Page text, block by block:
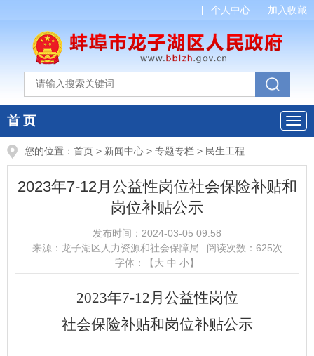
个人中心 加入收藏
首 页
您的位置： 首页 > 新闻中心 > 专题专栏 > 民生工程
2023年7-12月公益性岗位社会保险补贴和
岗位补贴公示
发布时间： 2024-03-05 09:58
来源： 龙子湖区人力资源和社会保障局 阅读次数： 625次
字体：【大 中 小】
2023年7-12月公益性岗位
社会保险补贴和岗位补贴公示